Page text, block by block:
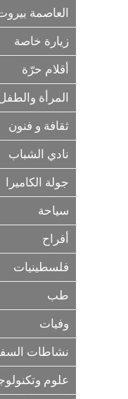
العاصمة
زيارة خاصة
أقلام حرّة
المرأة
ثقافة و فنون
نادي الشباب
جولة الكاميرا
سياحة
أفراح
فلسطينيات
طب
وفيات
نشاطات
علوم